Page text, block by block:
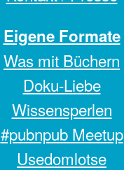
Eigene Formate
Was mit Büchern
Doku-Liebe
Wissensperlen
#pubnpub Meetup
Usedomlotse